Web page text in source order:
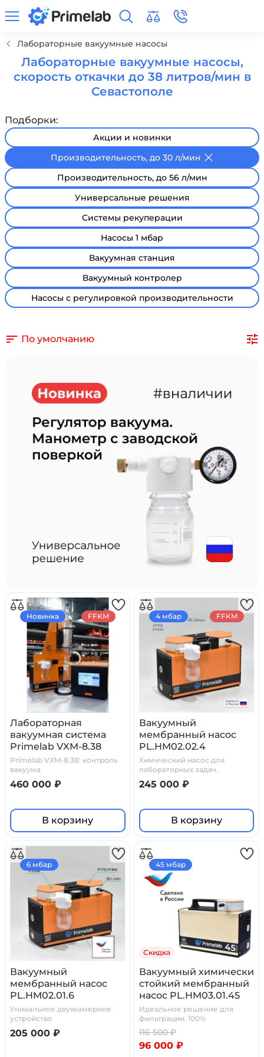
Лабораторные вакуумные насосы
Лабораторные вакуумные насосы,
скорость откачки до 38 литров/мин в
Севастополе
Подборки:
Акции и новинки
Производительность, до 30 л/мин
Производительность, до 56 л/мин
Универсальные решения
Системы рекуперации
Насосы 1 мбар
Вакуумная станция
Вакуумный контролер
Насосы с регулировкой производительности
По умолчанию
Лабораторная
вакуумная система
Primelab VXM-8.38
модульная
Primelab VXM-8.38: контроль
вакуума
460 000 ₽
В корзину
Новинка FFKM
Вакуумный
мембранный насос
PL.HM02.02.4
Химический насос для
лабораторных задач.
245 000 ₽
В корзину
4 мбар FFKM
Вакуумный
мембранный насос
PL.HM02.01.6
Уникальное двухкамерное
устройство
205 000 ₽
6 мбар
Скидка
Вакуумный химически
стойкий мембранный
насос PL.HM03.01.45
Идеальное решение для
фильтрации. 100%
химостойкость
116 500 ₽
96 000 ₽
45 мбар